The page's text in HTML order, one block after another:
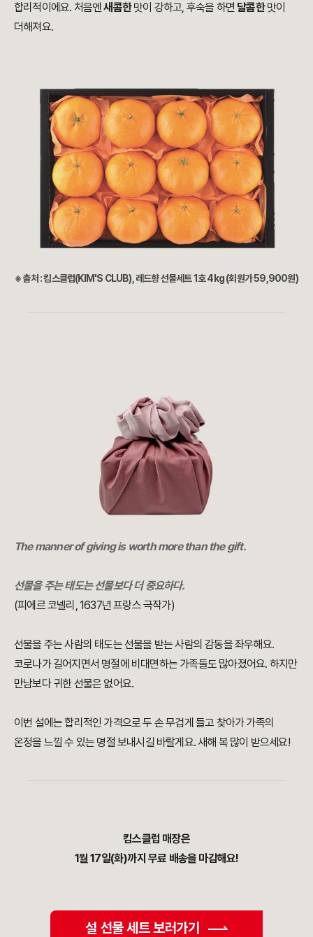
합리적이에요. 처음엔새콤한맛이 강하고, 후숙을 하면 달콤한맛이
더해져요.
※ 출처 : 킴스클럽(KIM'S CLUB), 레드향 선물세트 1호 4kg (회원가 59,900원)
The manner of giving is worth more than the gift.
선물을 주는 태도는 선물보다 더 중요하다.
(피에르 코넬리, 1637년 프랑스 극작가)
선물을 주는 사람의 태도는 선물을 받는 사람의 감동을 좌우해요.
코로나가 길어지면서 명절에 비대면하는 가족들도 많아졌어요. 하지만
만남보다 귀한 선물은 없어요.
이번 설에는 합리적인 가격으로 두 손 무겁게 들고 찾아가 가족의
온정을 느낄 수 있는 명절 보내시길 바랄게요. 새해 복 많이 받으세요!
킴스클럽 매장은
1월 17일(화)까지 무료 배송을 마감해요!
설 선물 세트 보러가기